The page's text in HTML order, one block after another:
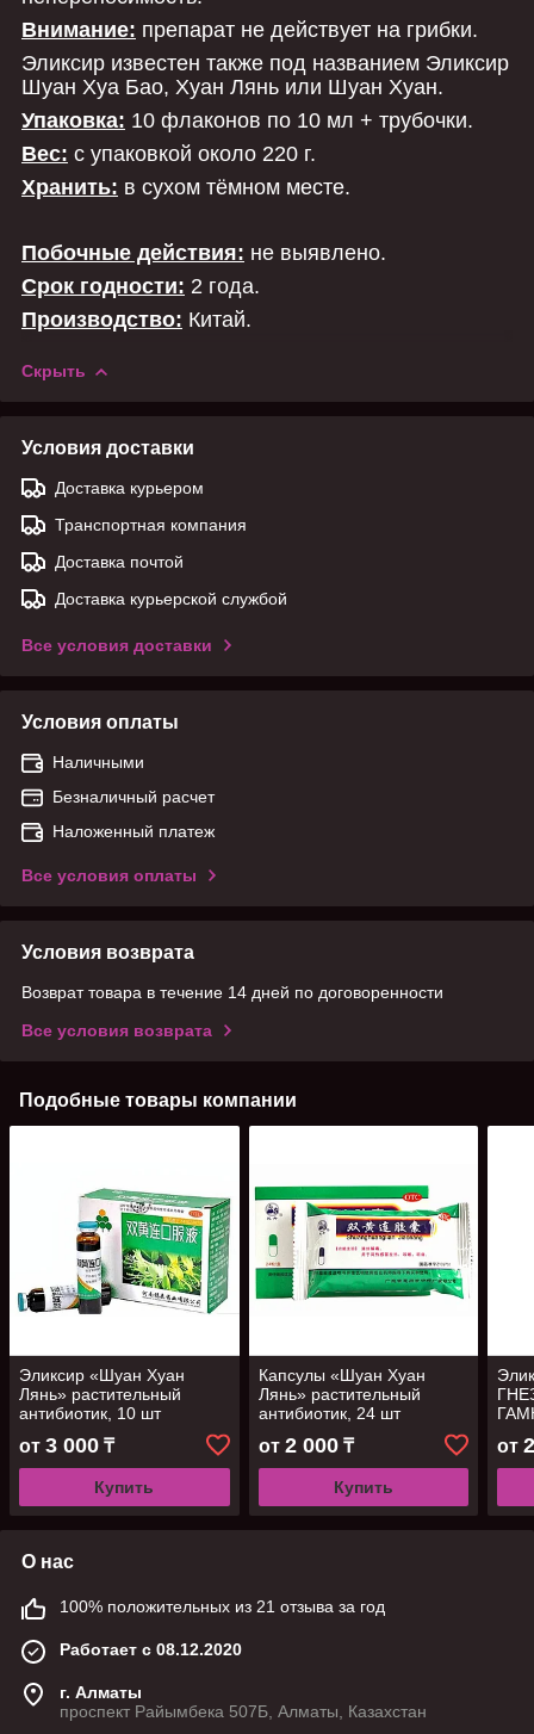
Внимание: препарат не действует на грибки.
Эликсир известен также под названием Эликсир
Шуан Хуа Бао, Хуан Лянь или Шуан Хуан.
Упаковка: 10 флаконов по 10 мл + трубочки.
Вес: с упаковкой около 220 г.
Хранить: в сухом тёмном месте.
Побочные действия: не выявлено.
Срок годности: 2 года.
Производство: Китай.
Скрыть
Условия доставки
Доставка курьером
Транспортная компания
Доставка почтой
Доставка курьерской службой
Все условия доставки
Условия оплаты
Наличными
Безналичный расчет
Наложенный платеж
Все условия оплаты
Условия возврата
Возврат товара в течение 14 дней по договоренности
Все условия возврата
Подобные товары компании
Эликсир «Шуан Хуан
Лянь» растительный
антибиотик, 10 шт
от 3 000 ₸
Купить
Капсулы «Шуан Хуан
Лянь» растительный
антибиотик, 24 шт
от 2 000₸
Купить
от
О нас
100% положительных из 21 отзыва за год
Работает с 08.12.2020
г. Алматы
проспект Райымбека 507Б, Алматы, Казахстан